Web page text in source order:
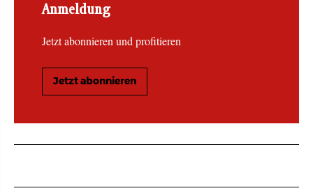
Anmeldung
Jetzt abonnieren und profitieren
Jetzt abonnieren